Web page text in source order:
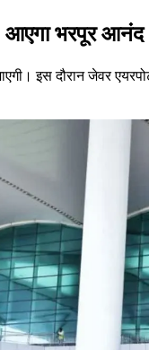
आएगा भरपूर आनंद
इस दौरान जेवर